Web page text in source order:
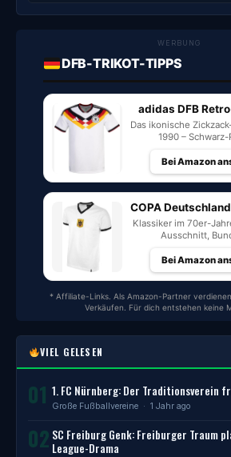
WERBUNG
DFB-TRIKOT-TIPPS
adidas DFB
Das ikonische
1990 –
Bei Amazon
COPA
Klassiker im 70er-
Ausschnitt,
Bei Amazon
* Affiliate-Links. Als Amazon-Partner
Verkäufen. Für dich entstehen keine
VIEL GELESEN
01 1. FC Nürnberg: Der Traditionsverein
Große Fußballvereine · 1 Jahr ago
02 SC Freiburg Genk: Freiburger Traum
League-Drama